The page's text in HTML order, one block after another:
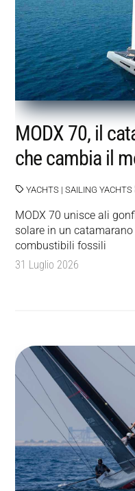
MODX 70, il
che cambia il
YACHTS |SAILING YACHTS
MODX 70 unisce ali
solare in un
combustibili fossili
31 Luglio 2026